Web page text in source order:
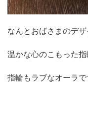
なんとおばさまのデザ
温かな心のこもった
指輪もラブなオーラ